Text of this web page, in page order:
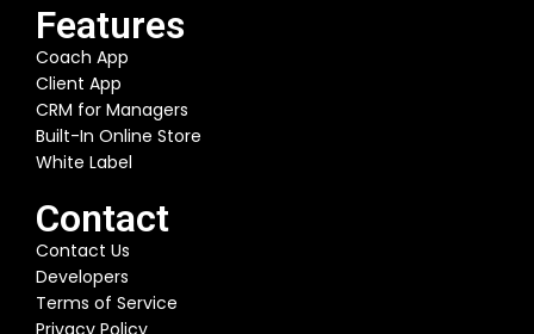
Features
Coach App
Client App
CRM for Managers
Built-In Online Store
White Label
Contact
Contact Us
Developers
Terms of Service
Privacy Policy